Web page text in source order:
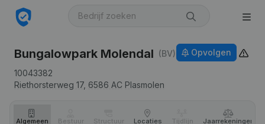
Bungalowpark Molendal (BV)
10043382
Riethorsterweg 17, 6586 AC Plasmolen
Opvolgen
Algemeen Bestuur Structuur Locaties Tijdlijn Jaar­rekeningen